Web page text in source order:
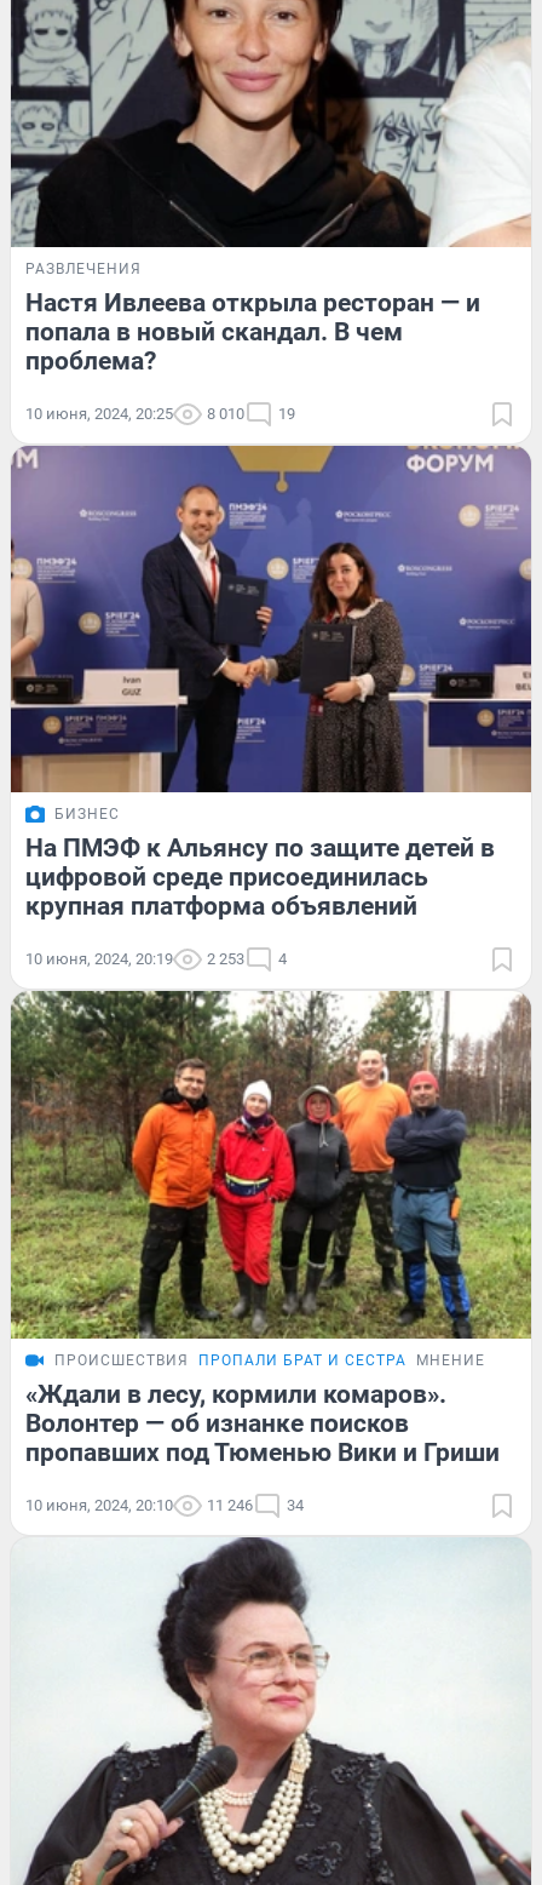
РАЗВЛЕЧЕНИЯ
Настя Ивлеева открыла ресторан — и
попала в новый скандал. В чем
проблема?
10 июня, 2024, 20:25 8 010 19
БИЗНЕС
На ПМЭФ к Альянсу по защите детей в
цифровой среде присоединилась
крупная платформа объявлений
10 июня, 2024, 20:19 2 253 4
ПРОИСШЕСТВИЯ ПРОПАЛИ БРАТ И СЕСТРА МНЕНИЕ
«Ждали в лесу, кормили комаров».
Волонтер — об изнанке поисков
пропавших под Тюменью Вики и Гриши
10 июня, 2024, 20:10 11 246 34